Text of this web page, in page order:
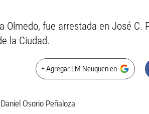
Olmedo, fue arrestada en José C.
la Ciudad.
+ Agregar LM Neuquen en